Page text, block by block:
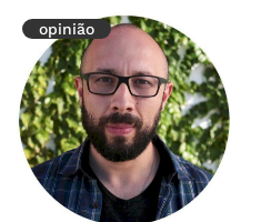
opinião